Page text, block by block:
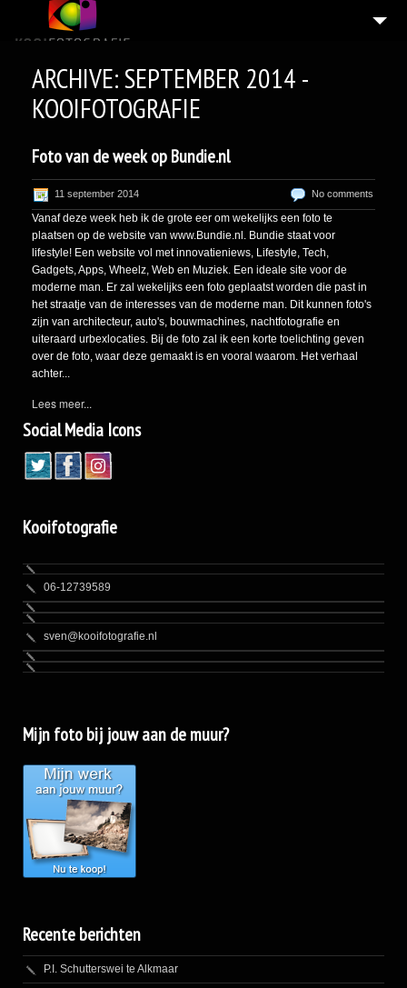
BLOG
BEDRIJFSFOTOGRAFIE
NEWBORNFOTOGRAFIE
PORTRETFOTOGRAFIE
VRIJ WERK
INFORMATIE
PORTFOLIO
CONTACT
ARCHIVE: SEPTEMBER 2014 -
KOOIFOTOGRAFIE
Foto van de week op Bundie.nl
11 september 2014 No comments
Vanaf deze week heb ik de grote eer om wekelijks een foto te
plaatsen op de website van www.Bundie.nl. Bundie staat voor
lifestyle! Een website vol met innovatieniews, Lifestyle, Tech,
Gadgets, Apps, Wheelz, Web en Muziek. Een ideale site voor de
moderne man. Er zal wekelijks een foto geplaatst worden die past in
het straatje van de interesses van de moderne man. Dit kunnen foto's
zijn van architecteur, auto's, bouwmachines, nachtfotografie en
uiteraard urbexlocaties. Bij de foto zal ik een korte toelichting geven
over de foto, waar deze gemaakt is en vooral waarom. Het verhaal
achter...
Lees meer...
Social Media Icons
Kooifotografie
06-12739589
sven@kooifotografie.nl
Mijn foto bij jouw aan de muur?
Recente berichten
P.I. Schutterswei te Alkmaar